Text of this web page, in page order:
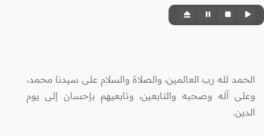
الحمد لله رب العالمين، والصلاة والسلام على سيدنا محمد،
وعلى آله وصحبه والتابعين، وتابعيهم بإحسان إلى يوم
الدين.